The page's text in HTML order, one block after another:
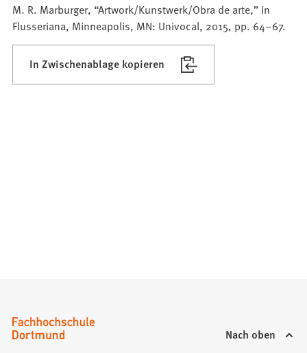
M. R. Marburger, “Artwork/Kunstwerk/Obra de arte,” in
Flusseriana, Minneapolis, MN: Univocal, 2015, pp. 64–67.
In Zwischenablage kopieren
Nach oben